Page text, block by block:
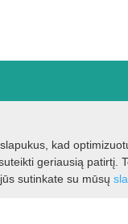
kad
geriausią patirtį.
sutinkate su mūsų